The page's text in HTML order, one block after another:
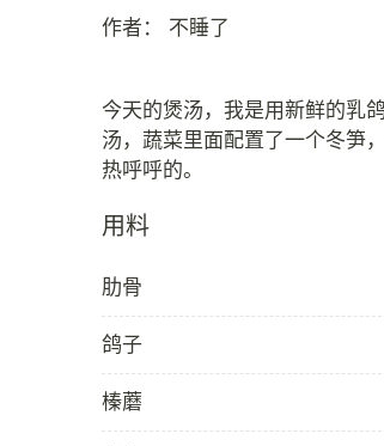
作者： 不睡了
今天的煲汤，我是用新鲜的乳
汤，蔬菜里面配置了一个冬笋
用料
肋骨
鸽子
榛蘑